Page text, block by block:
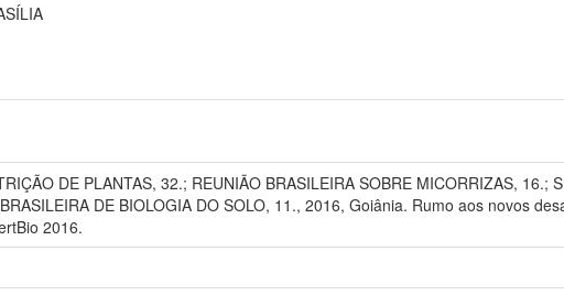
DE PLANTAS, 32.; REUNIÃO BRASILEIRA SOBRE MICORRIZAS, 16.;
DE BIOLOGIA DO SOLO, 11., 2016, Goiânia. Rumo aos novos
2016.